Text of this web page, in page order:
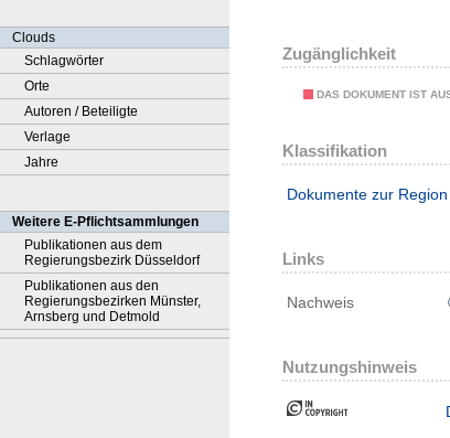
Clouds
Schlagwörter
Orte
Autoren / Beteiligte
Verlage
Jahre
Weitere E-Pflichtsammlungen
Publikationen aus dem
Regierungsbezirk Düsseldorf
Publikationen aus den
Regierungsbezirken Münster,
Arnsberg und Detmold
Zugänglichkeit
DAS DOKUMENT IST
Klassifikation
Dokumente zur Region
Links
Nachweis
Nutzungshinweis